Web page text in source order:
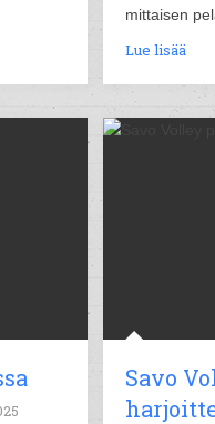
mittaisen
Lue lisää
Savo